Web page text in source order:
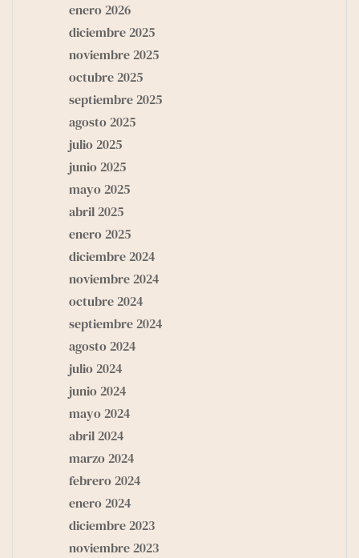
enero 2026
diciembre 2025
noviembre 2025
octubre 2025
septiembre 2025
agosto 2025
julio 2025
junio 2025
mayo 2025
abril 2025
enero 2025
diciembre 2024
noviembre 2024
octubre 2024
septiembre 2024
agosto 2024
julio 2024
junio 2024
mayo 2024
abril 2024
marzo 2024
febrero 2024
enero 2024
diciembre 2023
noviembre 2023